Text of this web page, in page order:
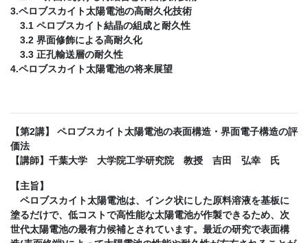
3.ペロブスカイト太陽電池の高耐久化技術
3.1 ペロブスカイト結晶の組成と耐久性
3.2 界面修飾による高耐久化
3.3 正孔輸送層の耐久性
4.ペロブスカイト太陽電池の将来展望
【第2講】 ペロブスカイト太陽電池の表面構造・界面電子構造の評
価法
【講師】千葉大学 大学院工学研究院 教授 吉田 弘幸 氏
【主旨】
ペロブスカイト太陽電池は、インク状にした原料溶液を基板に
塗るだけで、低コストで高性能な太陽電池が作製できるため、次
世代太陽電池の最有力候補とされています。最近の研究で表面構